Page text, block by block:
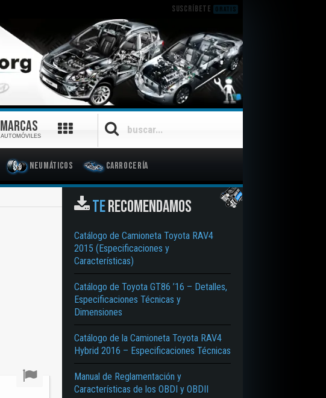
SUSCRÍBETE GRATIS
Neumáticos Carrocería
MARCAS
AUTOMÓVILES
TERECOMENDAMOS
Catálogo de Camioneta Toyota RAV4
2015 (Especificaciones y
Características)
Catálogo de Toyota GT86 ’16 – Detalles,
Especificaciones Técnicas y
Dimensiones
Catálogo de la Camioneta Toyota RAV4
Hybrid 2016 – Especificaciones Técnicas
Manual de Reglamentación y
Características de los OBDI y OBDII